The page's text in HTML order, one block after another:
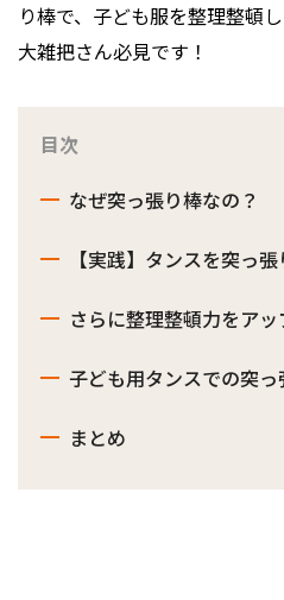
り棒で、子ども服を整理整頓
大雑把さん必見です！
目次
なぜ突っ張り棒なの？
【実践】タンスを突っ
さらに整理整頓力をア
子ども用タンスでの突
まとめ